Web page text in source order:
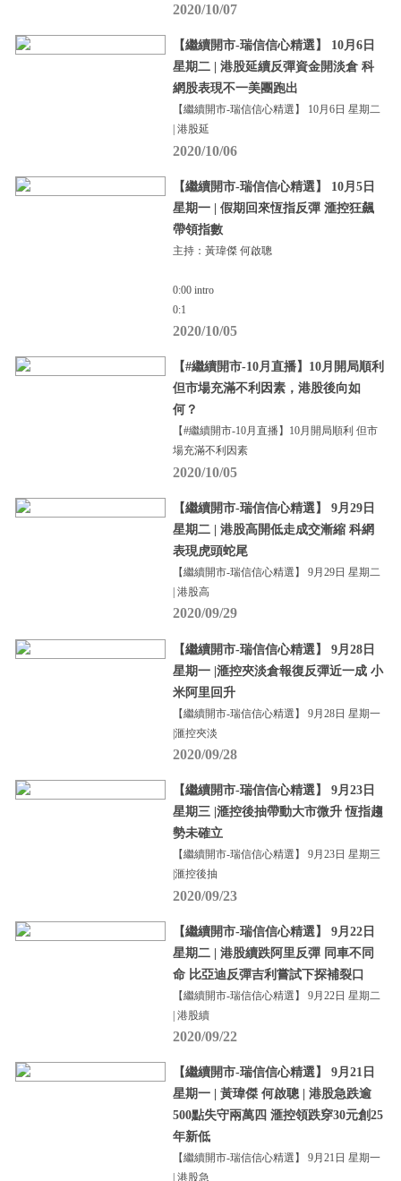
2020/10/07
【繼續開市-瑞信信心精選】 10月6日
星期二 | 港股延續反彈資金開淡倉 科
網股表現不一美團跑出
【繼續開市-瑞信信心精選】 10月6日 星期二
| 港股延
2020/10/06
【繼續開市-瑞信信心精選】 10月5日
星期一 | 假期回來恆指反彈 滙控狂飆
帶領指數
主持：黃瑋傑 何啟聰
0:00 intro
0:1
2020/10/05
【#繼續開市-10月直播】10月開局順利
但市場充滿不利因素，港股後向如
何？
【#繼續開市-10月直播】10月開局順利 但市
場充滿不利因素
2020/10/05
【繼續開市-瑞信信心精選】 9月29日
星期二 | 港股高開低走成交漸縮 科網
表現虎頭蛇尾
【繼續開市-瑞信信心精選】 9月29日 星期二
| 港股高
2020/09/29
【繼續開市-瑞信信心精選】 9月28日
星期一 |滙控夾淡倉報復反彈近一成 小
米阿里回升
【繼續開市-瑞信信心精選】 9月28日 星期一
|滙控夾淡
2020/09/28
【繼續開市-瑞信信心精選】 9月23日
星期三 |滙控後抽帶動大市微升 恆指趨
勢未確立
【繼續開市-瑞信信心精選】 9月23日 星期三
|滙控後抽
2020/09/23
【繼續開市-瑞信信心精選】 9月22日
星期二 | 港股續跌阿里反彈 同車不同
命 比亞迪反彈吉利嘗試下探補裂口
【繼續開市-瑞信信心精選】 9月22日 星期二
| 港股續
2020/09/22
【繼續開市-瑞信信心精選】 9月21日
星期一 | 黃瑋傑 何啟聰 | 港股急跌逾
500點失守兩萬四 滙控領跌穿30元創25
年新低
【繼續開市-瑞信信心精選】 9月21日 星期一
| 港股急